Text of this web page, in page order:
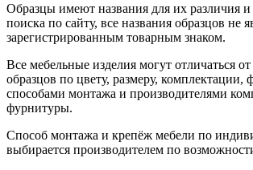
Образцы имеют названия для их различия и
поиска по сайту, все названия образцов не
зарегистрированным товарным знаком.
Все мебельные изделия могут отличаться
образцов по цвету, размеру, комплектации,
способами монтажа и производителями
фурнитуры.
Способ монтажа и крепёж мебели по
выбирается производителем по